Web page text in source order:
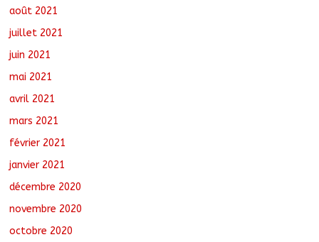
août 2021
juillet 2021
juin 2021
mai 2021
avril 2021
mars 2021
février 2021
janvier 2021
décembre 2020
novembre 2020
octobre 2020